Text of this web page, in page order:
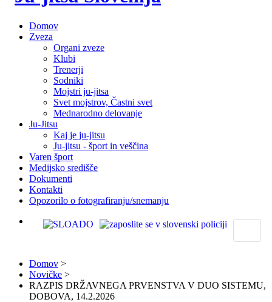
Domov
Zveza
Organi zveze
Klubi
Trenerji
Sodniki
Mojstri ju-jitsa
Svet mojstrov, Častni svet
Mednarodno delovanje
Ju-Jitsu
Kaj je ju-jitsu
Ju-jitsu - šport in veščina
Varen šport
Medijsko središče
Dokumenti
Kontakti
Opozorilo o fotografiranju/snemanju
Domov >
Novičke >
RAZPIS DRŽAVNEGA PRVENSTVA V DUO SISTEMU,
DOBOVA, 14.2.2026